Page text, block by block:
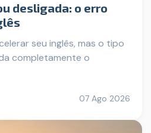
desligada: o erro
seu inglês, mas o tipo
completamente o
07 Ago 2026